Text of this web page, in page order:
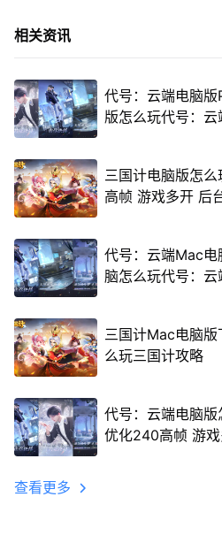
相关资讯
代号：云端电脑
版怎么玩代号：云
三国计电脑版怎
高帧 游戏多开 后
代号：云端Mac
脑怎么玩代号：云
三国计Mac电脑
么玩三国计攻略
代号：云端电脑
优化240高帧 游
查看更多